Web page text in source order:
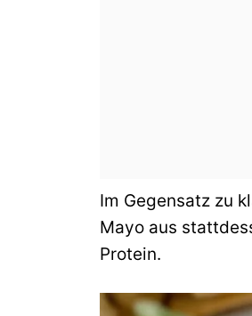
Im Gegensatz zu
Mayo aus
Protein.